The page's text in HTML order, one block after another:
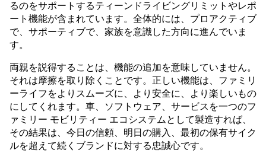
るのをサポートするティーンドライビングリミットやレポ
ート機能が含まれています。全体的には、プロアクティブ
で、サポーティブで、家族を意識した方向に進んでいま
す。
両親を説得することは、機能の追加を意味していません。
それは摩擦を取り除くことです。正しい機能は、ファミリ
ーライフをよりスムーズに、より安全に、より楽しいもの
にしてくれます。車、ソフトウェア、サービスを一つのフ
ァミリー モビリティー エコシステムとして製造すれば、
その結果は、今日の信頼、明日の購入、最初の保有サイク
ルを超えて続くブランドに対する忠誠心です。